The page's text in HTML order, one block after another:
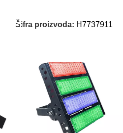
Šifra proizvoda: H7737911